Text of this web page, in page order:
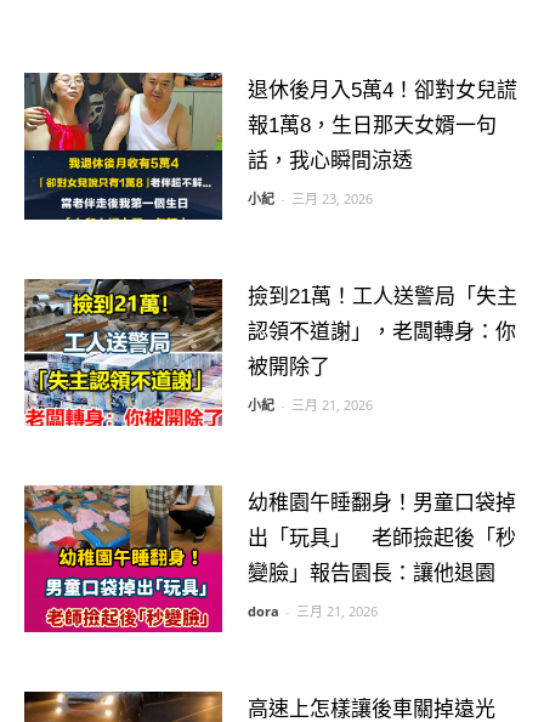
退休後月入5萬4！卻對女兒謊
報1萬8，生日那天女婿一句
話，我心瞬間涼透
小紀 - 三月 23, 2026
撿到21萬！工人送警局「失主
認領不道謝」，老闆轉身：你
被開除了
小紀 - 三月 21, 2026
幼稚園午睡翻身！男童口袋掉
出「玩具」 老師撿起後「秒
變臉」報告園長：讓他退園
dora - 三月 21, 2026
高速上怎樣讓後車關掉遠光